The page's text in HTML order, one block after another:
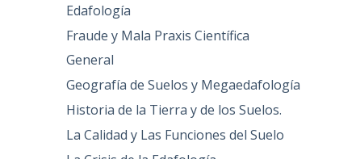
Edafología
Fraude y Mala Praxis Científica
General
Geografía de Suelos y Megaedafología
Historia de la Tierra y de los Suelos.
La Calidad y Las Funciones del Suelo